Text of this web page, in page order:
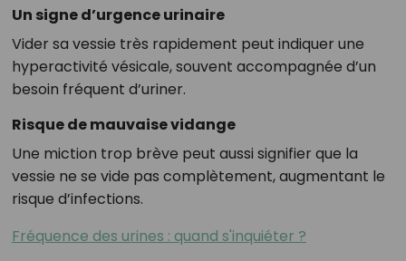
Un signe d’urgence urinaire
Vider sa vessie très rapidement peut indiquer une
hyperactivité vésicale, souvent accompagnée d’un
besoin fréquent d’uriner.
Risque de mauvaise vidange
Une miction trop brève peut aussi signifier que la
vessie ne se vide pas complètement, augmentant le
risque d’infections.
Fréquence des urines : quand s'inquiéter ?